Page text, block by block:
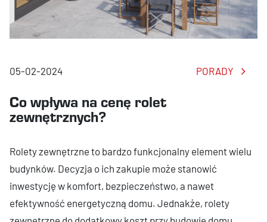
05-02-2024 PORADY
Co wpływa na cenę rolet
zewnętrznych?
Rolety zewnętrzne to bardzo funkcjonalny element wielu
budynków. Decyzja o ich zakupie może stanowić
inwestycję w komfort, bezpieczeństwo, a nawet
efektywność energetyczną domu. Jednakże, rolety